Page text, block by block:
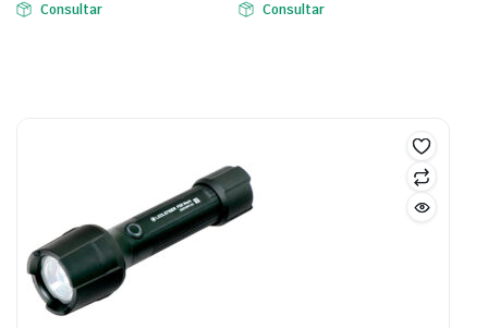
Consultar Consultar